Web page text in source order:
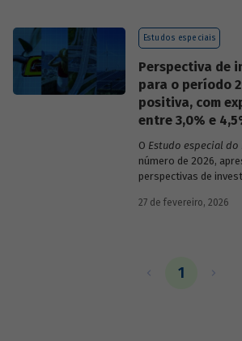
Estudos especiais
Perspectiva de
para o período
positiva, com
entre 3,0% e
O Estudo especial do
número de 2026,
perspectivas de
período de 2025 a
27 de fevereiro, 2026
1